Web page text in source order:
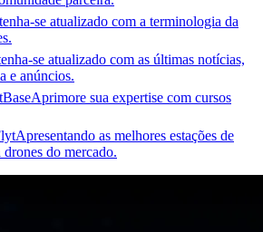
se atualizado com a terminologia da
se atualizado com as últimas notícias,
e anúncios.
Aprimore sua expertise com cursos
Apresentando as melhores estações de
do mercado.